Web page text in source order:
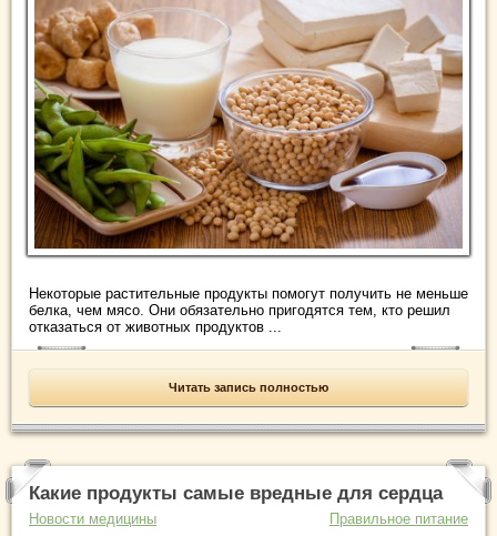
Некоторые растительные продукты помогут получить не меньше
белка, чем мясо. Они обязательно пригодятся тем, кто решил
отказаться от животных продуктов ...
Читать запись полностью
Какие продукты самые вредные для сердца
Новости медицины Правильное питание